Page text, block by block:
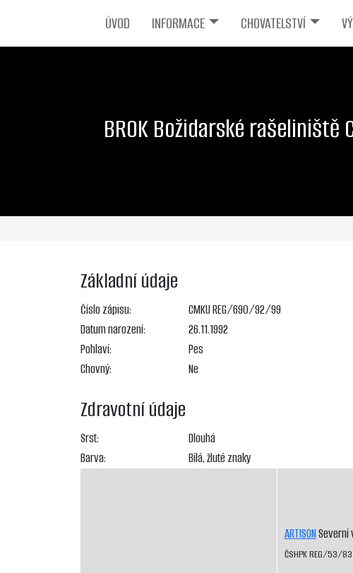
ÚVOD INFORMACE CHOVATELSTVÍ
BROK Božidarské rašeliniště
Základní údaje
Číslo zápisu:
CMKU REG/690/92/99
Datum narození:
26.11.1992
Pohlaví:
Pes
Chovný:
Ne
Zdravotní údaje
Srst:
Dlouhá
Barva:
Bílá, žluté znaky
ARTISONSeverní
ČSHPK REG/53/83